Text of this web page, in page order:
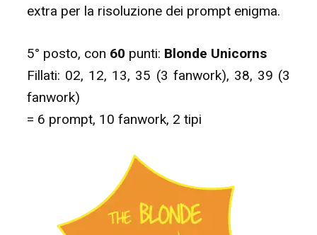
extra per la risoluzione dei prompt enigma.
5° posto, con 60 punti: Blonde Unicorns
Fillati: 02, 12, 13, 35 (3 fanwork), 38, 39 (3
fanwork)
= 6 prompt, 10 fanwork, 2 tipi